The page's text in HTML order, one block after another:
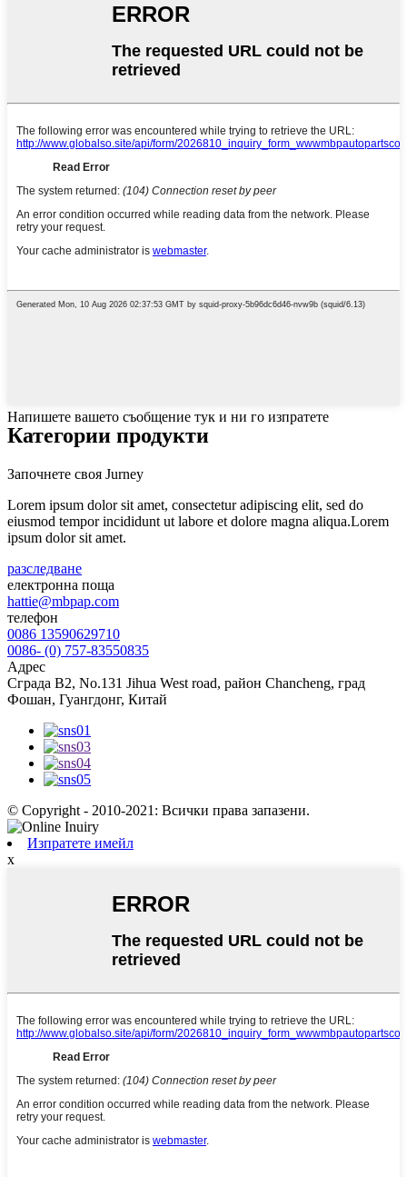
Напишете вашето съобщение тук и ни го изпратете
Категории продукти
Започнете своя Jurney
Lorem ipsum dolor sit amet, consectetur adipiscing elit, sed do
eiusmod tempor incididunt ut labore et dolore magna aliqua.Lorem
ipsum dolor sit amet.
разследване
електронна поща
hattie@mbpap.com
телефон
0086 13590629710
0086- (0) 757-83550835
Адрес
Сграда B2, No.131 Jihua West road, район Chancheng, град
Фошан, Гуангдонг, Китай
© Copyright - 2010-2021: Всички права запазени.
Изпратете имейл
x